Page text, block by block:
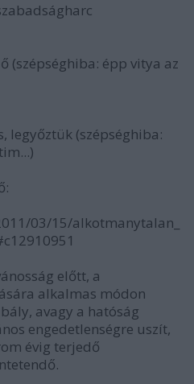
(szépséghiba: épp vitya az
legyőztük (szépséghiba:
03/15/alkotmanytalan_
előtt, a
alkalmas módon
avagy a hatóság
engedetlenségre uszít,
évig terjedő